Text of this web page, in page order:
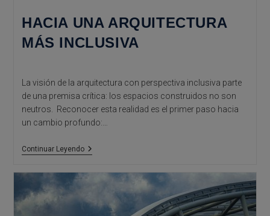
HACIA UNA ARQUITECTURA
MÁS INCLUSIVA
La visión de la arquitectura con perspectiva inclusiva parte
de una premisa crítica: los espacios construidos no son
neutros. Reconocer esta realidad es el primer paso hacia
un cambio profundo:…
Continuar LeyendoHacia